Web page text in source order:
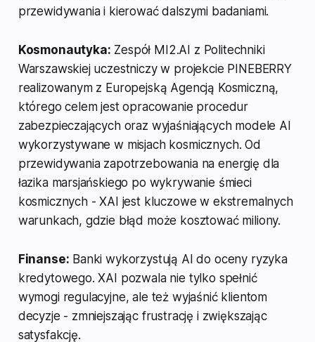
przewidywania i kierować dalszymi badaniami.
Kosmonautyka: Zespół MI2.AI z Politechniki
Warszawskiej uczestniczy w projekcie PINEBERRY
realizowanym z Europejską Agencją Kosmiczną,
którego celem jest opracowanie procedur
zabezpieczających oraz wyjaśniających modele AI
wykorzystywane w misjach kosmicznych. Od
przewidywania zapotrzebowania na energię dla
łazika marsjańskiego po wykrywanie śmieci
kosmicznych - XAI jest kluczowe w ekstremalnych
warunkach, gdzie błąd może kosztować miliony.
Finanse: Banki wykorzystują AI do oceny ryzyka
kredytowego. XAI pozwala nie tylko spełnić
wymogi regulacyjne, ale też wyjaśnić klientom
decyzje - zmniejszając frustrację i zwiększając
satysfakcję.